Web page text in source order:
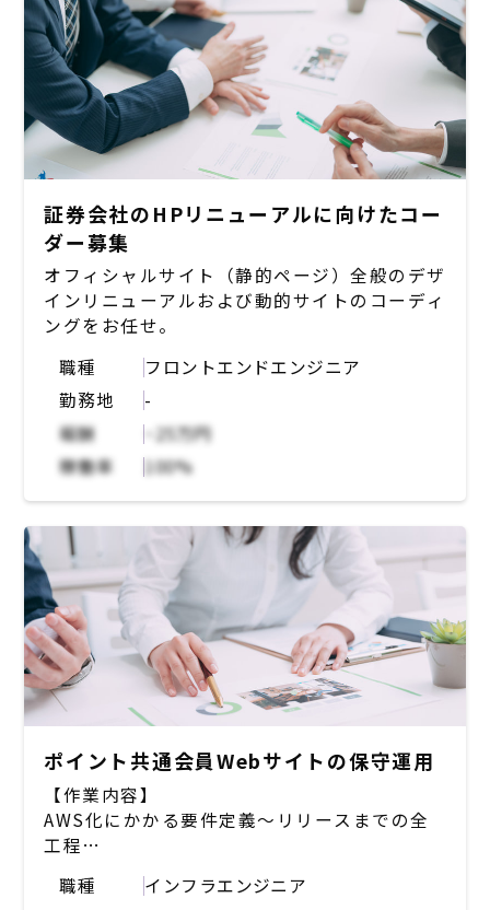
証券会社のHPリニューアルに向けたコー
ダー募集
オフィシャルサイト（静的ページ）全般のデザ
インリニューアルおよび動的サイトのコーディ
ングをお任せ。
職種
フロントエンドエンジニア
勤務地
-
報酬
~25万円
稼働率
100%
ポイント共通会員Webサイトの保守運用
【作業内容】
AWS化にかかる要件定義～リリースまでの全
工程
運用システムの保守、保守改修
職種
インフラエンジニア